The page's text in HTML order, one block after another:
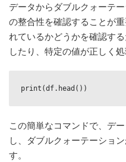
データからダブルクォーテ
の整合性を確認することが
れているかどうかを確認す
したり、特定の値が正しく
print(df.head())
この簡単なコマンドで、デ
し、ダブルクォーテーショ
す。